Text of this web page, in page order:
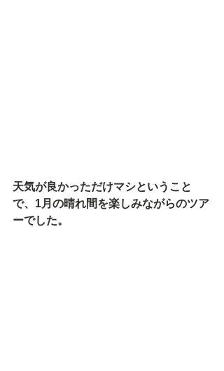
天気が良かっただけマシということ
で、1月の晴れ間を楽しみながらのツア
ーでした。